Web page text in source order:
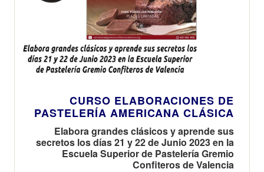
CURSO ELABORACIONES DE
PASTELERÍA AMERICANA CLÁSICA
Elabora grandes clásicos y aprende sus
secretos los días 21 y 22 de Junio 2023 en la
Escuela Superior de Pastelería Gremio
Confiteros de Valencia